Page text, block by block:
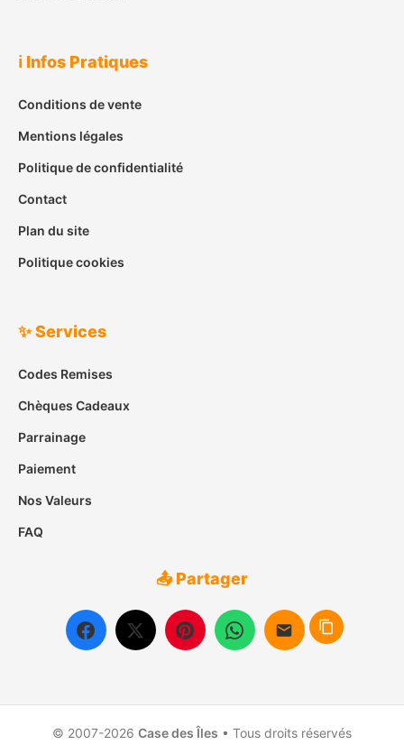
ℹ️ Infos Pratiques
Conditions de vente
Mentions légales
Politique de confidentialité
Contact
Plan du site
Politique cookies
✨ Services
Codes Remises
Chèques Cadeaux
Parrainage
Paiement
Nos Valeurs
FAQ
📤 Partager
© 2007-2026 Case des Îles • Tous droits réservés